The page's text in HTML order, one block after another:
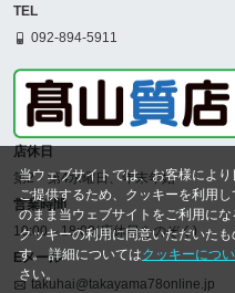
TEL
092-894-5911
店休日
第2・第4水曜日、年末年始
営業時間
10:00～18:00(店休日をのぞく)
Eメール
takuhai@takayama78online.jp
当ウェブサイトでは、お客様によ
ご提供するため、クッキーを利用し
のまま当ウェブサイトをご利用にな
クッキーの利用に同意いただいたも
す。 詳細についてはクッキーにつ
さい。